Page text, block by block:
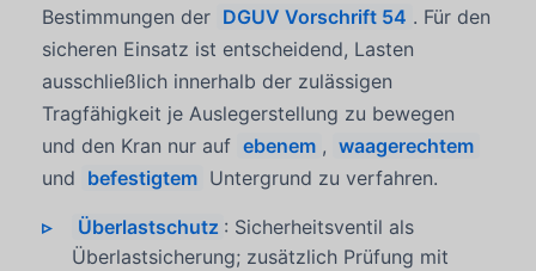
Bestimmungen der DGUV Vorschrift 54 . Für den
sicheren Einsatz ist entscheidend, Lasten
ausschließlich innerhalb der zulässigen
Tragfähigkeit je Auslegerstellung zu bewegen
und den Kran nur auf ebenem , waagerechtem
und befestigtem Untergrund zu verfahren.
Überlastschutz : Sicherheitsventil als
Überlastsicherung; zusätzlich Prüfung mit